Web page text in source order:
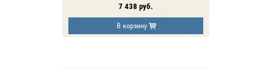
7 438 руб.
В корзину